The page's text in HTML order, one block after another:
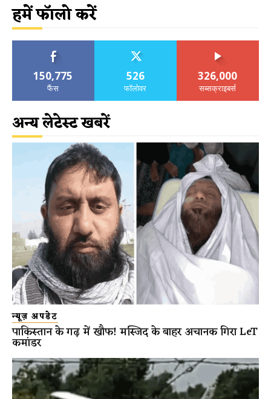
हमें फॉलो करें
150,775
फैंस
526
फॉलोवर
326,000
सब्सक्राइबर्स
अन्य लेटेस्ट खबरें
न्यूज़ अपडेट
पाकिस्तान के गढ़ में खौफ! मस्जिद के बाहर अचानक गिरा LeT
कमांडर